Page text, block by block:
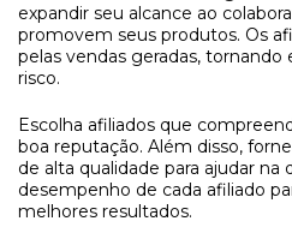
expandir seu alcance ao
promovem seus produtos. Os
pelas vendas geradas, tornando
risco.
Escolha afiliados que
boa reputação. Além disso,
de alta qualidade para ajudar na
desempenho de cada afiliado
melhores resultados.